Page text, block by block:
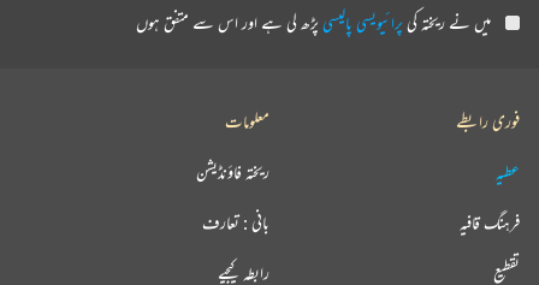
میں نے ریختہ کیپرائیویسی پالیسیپڑھ لی ہے اور اس سے متفق ہوں
فوری رابطے
عطیہ
فرہنگ قافیہ
تقطیع
معلومات
ریختہ فاؤنڈیشن
بانی : تعارف
رابطہ کیجیے